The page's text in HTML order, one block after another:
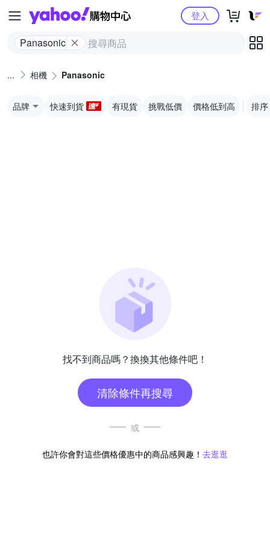
Yahoo購物中心
Panasonic
登入
相機 Panasonic
品牌 快速到貨 有現貨 挑戰低價 價格低到高 排序
找不到商品嗎？換換其他條件吧！
清除條件再搜尋
或
也許你會對這些價格優惠中的商品感興趣！ 去逛逛